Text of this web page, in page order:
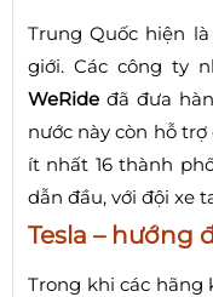
Trung Quốc hiện
giới. Các công ty
WeRide đã đưa
nước này còn hỗ
ít nhất 16 thành
dẫn đầu, với đội xe
Tesla – hướng
Trong khi các hãng